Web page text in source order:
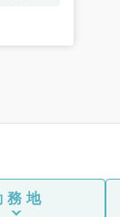
務地